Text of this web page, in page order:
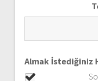
Almak İstediğiniz